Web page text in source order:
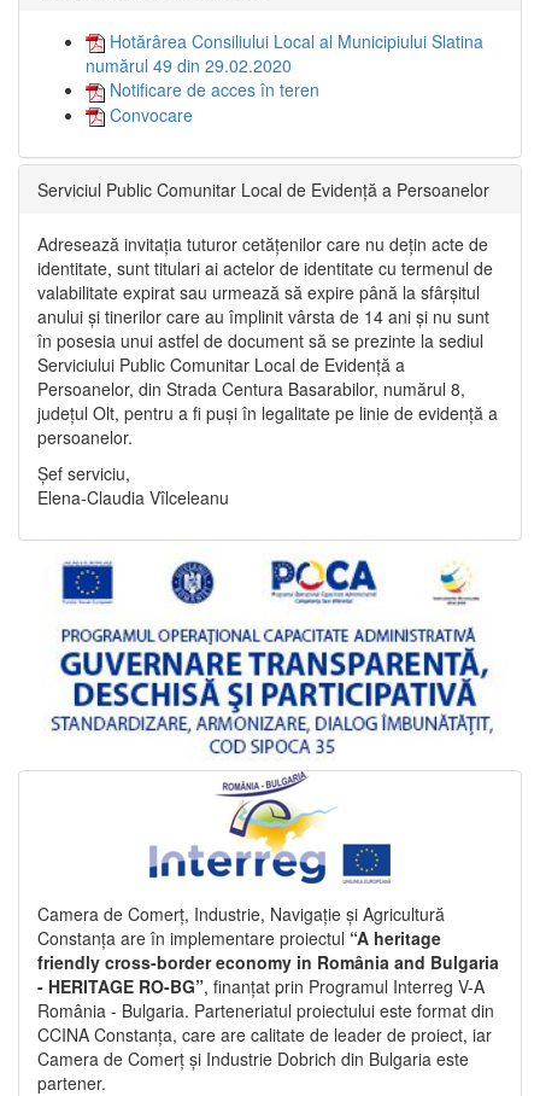
Hotărârea Consiliului Local al Municipiului Slatina
numărul 49 din 29.02.2020
Notificare de acces în teren
Convocare
Serviciul Public Comunitar Local de Evidență a Persoanelor
Adresează invitația tuturor cetățenilor care nu dețin acte de
identitate, sunt titulari ai actelor de identitate cu termenul de
valabilitate expirat sau urmează să expire până la sfârșitul
anului și tinerilor care au împlinit vârsta de 14 ani și nu sunt
în posesia unui astfel de document să se prezinte la sediul
Serviciului Public Comunitar Local de Evidență a
Persoanelor, din Strada Centura Basarabilor, numărul 8,
județul Olt, pentru a fi puși în legalitate pe linie de evidență a
persoanelor.
Șef serviciu,
Elena-Claudia Vîlceleanu
Camera de Comerț, Industrie, Navigație și Agricultură
Constanța are în implementare proiectul “A heritage
friendly cross-border economy in România and Bulgaria
- HERITAGE RO-BG”, finanțat prin Programul Interreg V-A
România - Bulgaria. Parteneriatul proiectului este format din
CCINA Constanța, care are calitate de leader de proiect, iar
Camera de Comerț și Industrie Dobrich din Bulgaria este
partener.